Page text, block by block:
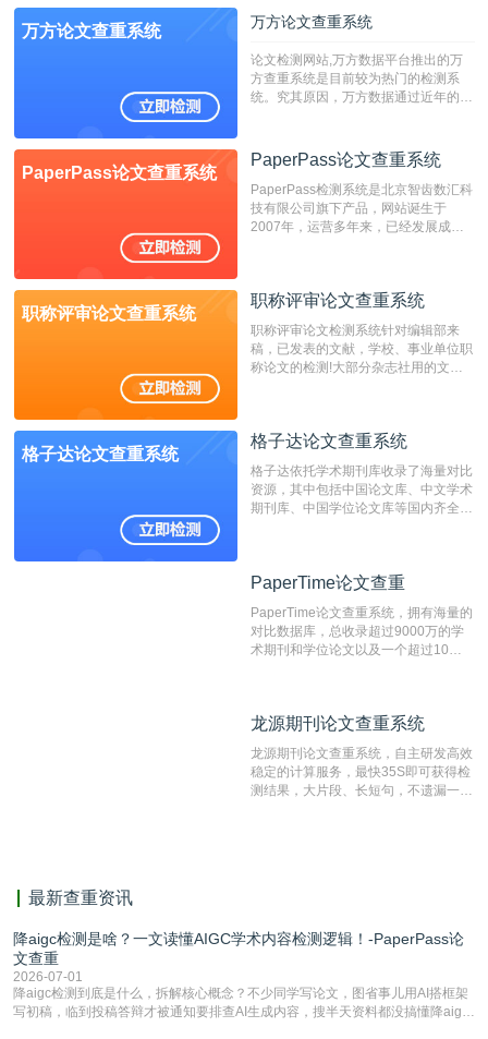
万方论文查重系统 万方论文查重系统
论文检测网站,万方数据平台推出的万
方查重系统是目前较为热门的检测系
统。究其原因，万方数据通过近年的发
检测系统，其真实性和权威性无可厚
非。其次，相对于知网而言，万方检测
费用少，上手容易，是学生初次论文查
重的推荐系统。
PaperPass论文查重系统
PaperPass论文查重系统
PaperPass检测系统是北京智齿数汇科
技有限公司旗下产品，网站诞生于
2007年，运营多年来，已经发展成为
检测速度快、精度高，市场反映良好。
职称评审论文查重系统
职称评审论文查重系统
职称评审论文检测系统针对编辑部来
稿，已发表的文献，学校、事业单位职
称论文的检测!大部分杂志社用的文献
编辑部检测来稿和已发表的文献,检测
测时注意填写第一作者,才能排除已发
表文献复制比。（限制字符数1万）
格子达论文查重系统
格子达论文查重系统
格子达依托学术期刊库收录了海量对比
资源，其中包括中国论文库、中文学术
期刊库、中国学位论文库等国内齐全的
系统，可检测中文、英文两种语言的论
PaperTime论文查重
PaperTime论文查重系统，拥有海量的
对比数据库，总收录超过9000万的学
术期刊和学位论文以及一个超过10亿
对，利用指纹索引快速而精准地在云检
有相似的片段，该项技术检测速度快、
准确率高，市场反映良好。
龙源期刊论文查重系统
龙源期刊论文查重系统，自主研发高效
稳定的计算服务，最快35S即可获得检
测结果，大片段、长短句，不遗漏一处
最新查重资讯
降aigc检测是啥？一文读懂AIGC学术内容检测逻辑！-PaperPass论
文查重
2026-07-01
降aigc检测到底是什么，拆解核心概念？不少同学写论文，图省事儿用AI搭框架
写初稿，临到投稿答辩才被通知要排查AI生成内容，搜半天资料都没搞懂降aigc